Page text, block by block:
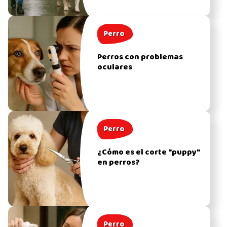
Perro
Perros con problemas
oculares
Perro
¿Cómo es el corte "puppy"
en perros?
Perro